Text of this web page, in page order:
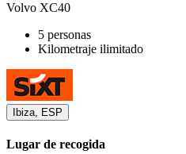
Volvo XC40
5 personas
Kilometraje ilimitado
Ibiza, ESP
Lugar de recogida